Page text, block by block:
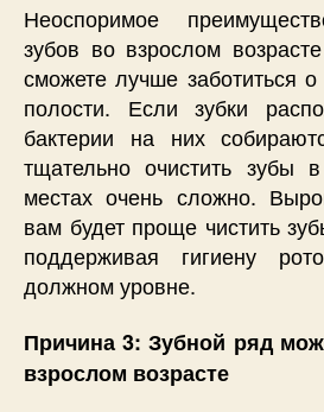
Неоспоримое
зубов во взрослом
сможете лучше заботиться
полости. Если зубки
бактерии на них
тщательно очистить зубы
местах очень сложно.
вам будет проще чистить
поддерживая гигиену
должном уровне.
Причина 3: Зубной ряд
взрослом возрасте